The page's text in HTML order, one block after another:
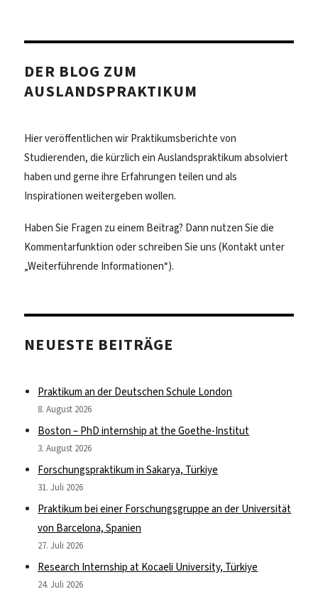
der
DER BLOG ZUM
AUSLANDSPRAKTIKUM
Hier veröffentlichen wir Praktikumsberichte von
Studierenden, die kürzlich ein Auslandspraktikum absolviert
haben und gerne ihre Erfahrungen teilen und als
Inspirationen weitergeben wollen.
Haben Sie Fragen zu einem Beitrag? Dann nutzen Sie die
Kommentarfunktion oder schreiben Sie uns (Kontakt unter
„Weiterführende Informationen“).
NEUESTE BEITRÄGE
Praktikum an der Deutschen Schule London
8. August 2026
Boston – PhD internship at the Goethe-Institut
3. August 2026
Forschungspraktikum in Sakarya, Türkiye
31. Juli 2026
Praktikum bei einer Forschungsgruppe an der Universität
von Barcelona, Spanien
27. Juli 2026
Research Internship at Kocaeli University, Türkiye
24. Juli 2026